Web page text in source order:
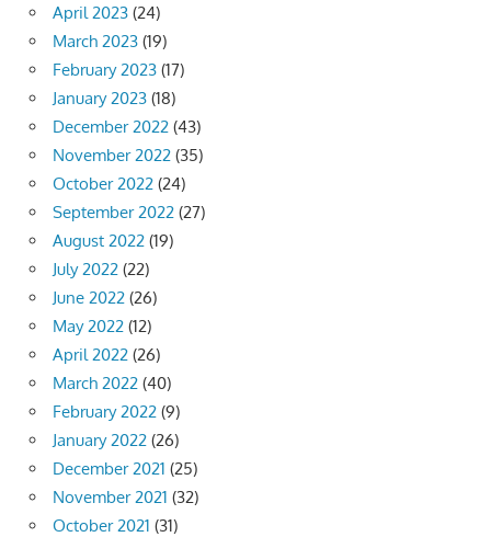
April 2023 (24)
March 2023 (19)
February 2023 (17)
January 2023 (18)
December 2022 (43)
November 2022 (35)
October 2022 (24)
September 2022 (27)
August 2022 (19)
July 2022 (22)
June 2022 (26)
May 2022 (12)
April 2022 (26)
March 2022 (40)
February 2022 (9)
January 2022 (26)
December 2021 (25)
November 2021 (32)
October 2021 (31)